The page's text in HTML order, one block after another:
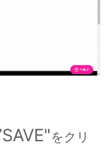
をクリ